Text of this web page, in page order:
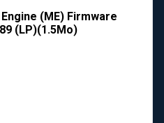
(ME) Firmware
(LP)(1.5Mo)